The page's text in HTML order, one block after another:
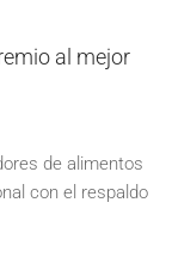
al mejor
de alimentos
con el respaldo